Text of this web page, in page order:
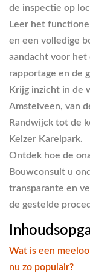
de inspectie op
Leer het
en een volledige
aandacht voor
rapportage en de
Krijg inzicht in de
Amstelveen, van
Randwijck tot de
Keizer Karelpark.
Ontdek hoe de
Bouwconsult u
transparante en
de gestelde
Wat is een
nu zo populair?